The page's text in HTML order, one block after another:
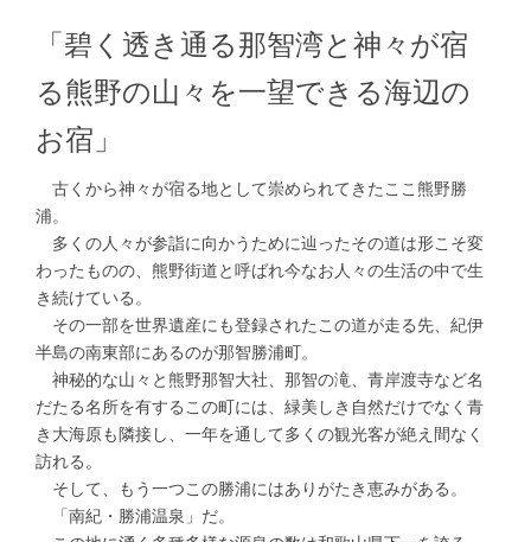
「碧く透き通る那智湾と神々が宿
る熊野の山々を一望できる海辺の
お宿」
古くから神々が宿る地として崇められてきたここ熊野勝
浦。
多くの人々が参詣に向かうために辿ったその道は形こそ変
わったものの、熊野街道と呼ばれ今なお人々の生活の中で生
き続けている。
その一部を世界遺産にも登録されたこの道が走る先、紀伊
半島の南東部にあるのが那智勝浦町。
神秘的な山々と熊野那智大社、那智の滝、青岸渡寺など名
だたる名所を有するこの町には、緑美しき自然だけでなく青
き大海原も隣接し、一年を通して多くの観光客が絶え間なく
訪れる。
そして、もう一つこの勝浦にはありがたき恵みがある。
「南紀・勝浦温泉」だ。